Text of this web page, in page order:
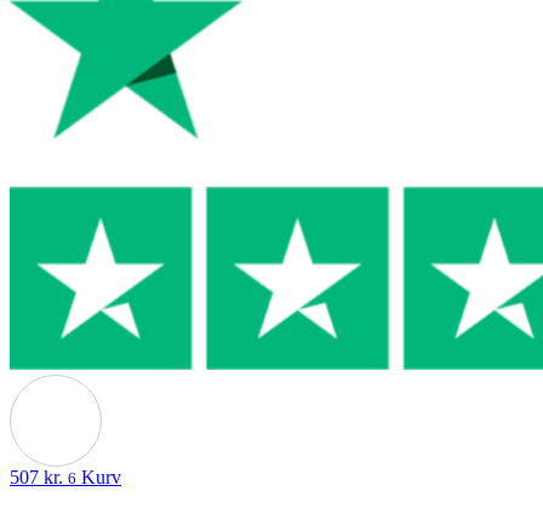
507 kr. 6 Kurv